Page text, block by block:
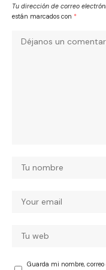
Tu dirección de correo
están marcados con *
Guarda mi nombre, correo